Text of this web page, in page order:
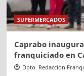
SUPERMERCADOS
Caprabo
franquiciado en
Dpto. Redacción